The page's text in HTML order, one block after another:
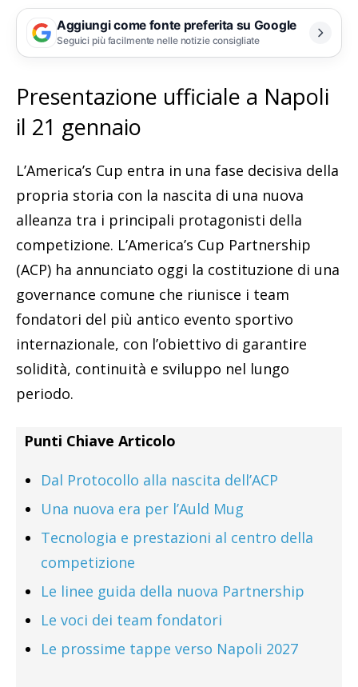
Aggiungi come fonte preferita su Google
Seguici più facilmente nelle notizie consigliate
Presentazione ufficiale a Napoli
il 21 gennaio
L’America’s Cup entra in una fase decisiva della
propria storia con la nascita di una nuova
alleanza tra i principali protagonisti della
competizione. L’America’s Cup Partnership
(ACP) ha annunciato oggi la costituzione di una
governance comune che riunisce i team
fondatori del più antico evento sportivo
internazionale, con l’obiettivo di garantire
solidità, continuità e sviluppo nel lungo
periodo.
Punti Chiave Articolo
Dal Protocollo alla nascita dell’ACP
Una nuova era per l’Auld Mug
Tecnologia e prestazioni al centro della
competizione
Le linee guida della nuova Partnership
Le voci dei team fondatori
Le prossime tappe verso Napoli 2027